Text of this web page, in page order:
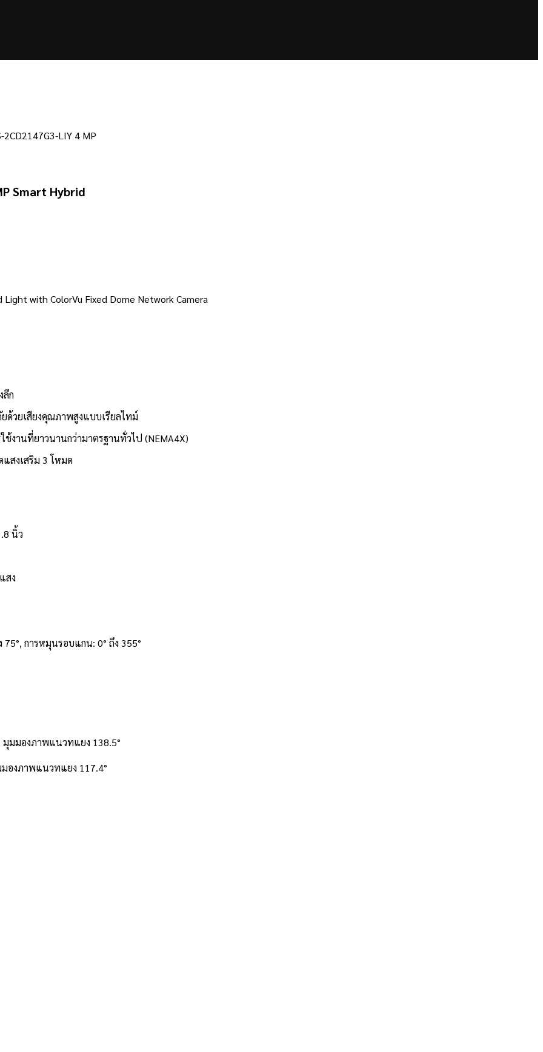
LIY 4 MP
Smart Hybrid
Light with ColorVu Fixed Dome Network Camera
ลึก
ด้วยเสียงคุณภาพสูงแบบเรียลไทม์
งานที่ยาวนานกว่ามาตรฐานทั่วไป (NEMA4X)
สงเสริม 3 โหมด
นิ้ว
สง
การหมุนรอบแกน: 0° ถึง 355°
มมองภาพแนวทแยง 138.5°
องภาพแนวทแยง 117.4°